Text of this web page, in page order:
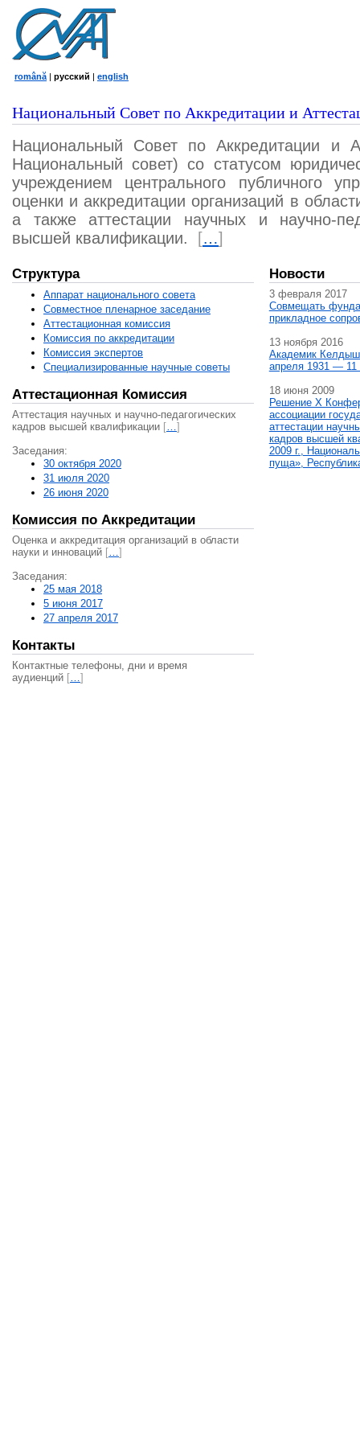
română | русский | english
Национальный Совет по Аккредитации и
Национальный Совет по Аккредитации и
Национальный совет) со статусом
учреждением центрального публичного
оценки и аккредитации организаций в
а также аттестации научных и научно-
высшей квалификации.
[…]
Структура
Аппарат национального совета
Совместное пленарное заседание
Аттестационная комисcия
Комиссия по аккредитации
Комиссия экспертов
Специализированные научные советы
Аттестационная Комиссия
Аттестация научных и научно-педагогических
кадров высшей квалификации […]
Заседания:
30 октября 2020
31 июля 2020
26 июня 2020
Комиссия по Аккредитации
Оценка и аккредитация организаций в области
науки и инноваций […]
Заседания:
25 мая 2018
5 июня 2017
27 апреля 2017
Контакты
Контактные телефоны, дни и время
аудиенций […]
Новости
3 февраля 2017
Совмещать
прикладное
13 ноября 2016
Академик
апреля 1931 — 11
18 июня 2009
Решение X
ассоциации
аттестации
кадров высшей
2009 г.,
пуща»,